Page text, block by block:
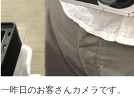
一昨日のお客さんカメラです。